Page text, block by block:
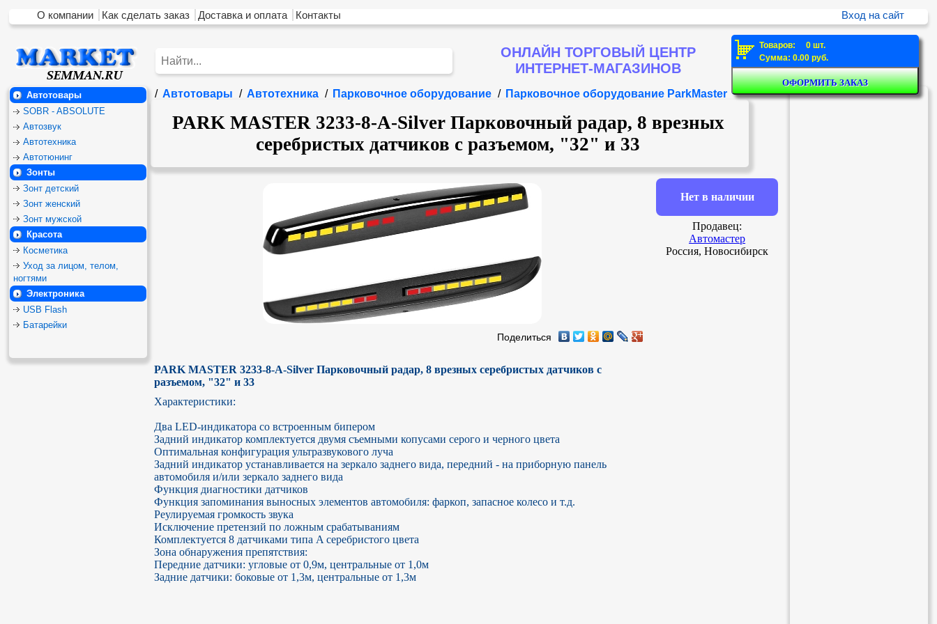
О компании Как сделать заказ Доставка и оплата Контакты Вход на сайт
ОНЛАЙН ТОРГОВЫЙ ЦЕНТР
ИНТЕРНЕТ-МАГАЗИНОВ
Товаров: 0 шт.
Сумма: 0.00 руб.
Автотовары
SOBR - ABSOLUTE
Автозвук
Автотехника
Автотюнинг
Зонты
Зонт детский
Зонт женский
Зонт мужской
Красота
Косметика
Уход за лицом, телом,
ногтями
Электроника
USB Flash
Батарейки
/ Автотовары / Автотехника / Парковочное оборудование / Парковочное оборудование ParkMaster
PARK MASTER 3233-8-A-Silver Парковочный радар, 8 врезных
серебристых датчиков с разъемом, "32" и 33
Поделиться
PARK MASTER 3233-8-A-Silver Парковочный радар, 8 врезных серебристых датчиков с
разъемом, "32" и 33
Характеристики:
Два LED-индикатора со встроенным бипером
Задний индикатор комплектуется двумя съемными копусами серого и черного цвета
Оптимальная конфигурация ультразвукового луча
Задний индикатор устанавливается на зеркало заднего вида, передний - на приборную панель
автомобиля и/или зеркало заднего вида
Функция диагностики датчиков
Функция запоминания выносных элементов автомобиля: фаркоп, запасное колесо и т.д.
Реулируемая громкость звука
Исключение претензий по ложным срабатываниям
Комплектуется 8 датчиками типа A серебристого цвета
Зона обнаружения препятствия:
Передние датчики: угловые от 0,9м, центральные от 1,0м
Задние датчики: боковые от 1,3м, центральные от 1,3м
Нет в наличии
Продавец:
Автомастер
Россия, Новосибирск